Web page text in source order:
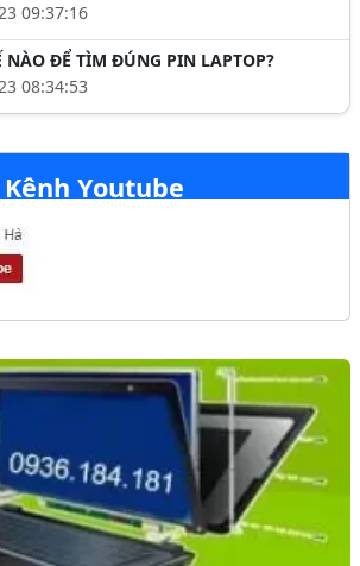
09:37:16
NÀO ĐỂ TÌM ĐÚNG PIN LAPTOP?
08:34:53
Kênh Youtube